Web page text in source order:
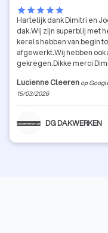
starstarstarstarstar
Hartelijk dank Dimitri en
dak.Wij zijn superblij met
kerels hebben van begin
afgewerkt.Wij hebben
gekregen.Dikke merci
Lucienne Cleeren op
15/03/2026
DG DAKWERKEN